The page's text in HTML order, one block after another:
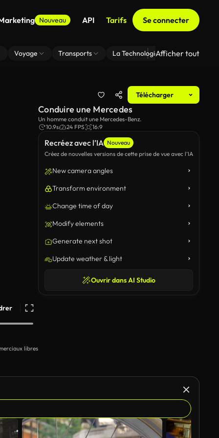
Nouveau API Tarifs Se connecter
Voyage Transports La Technologie Zoom En
Afficher tout
Télécharger
libres
Recréez avec l’IA Nouveau
Créez de nouvelles versions de cette prise de vue avec l’IA
New camera angles
Transform environment
Change time of day
Modify elements
Generate next shot
Update weather & light
Ouvrir dans AI Studio
Conduire une Mercedes
Un homme conduit une Mercedes-Benz.
10.9s
24 FPS 16:9